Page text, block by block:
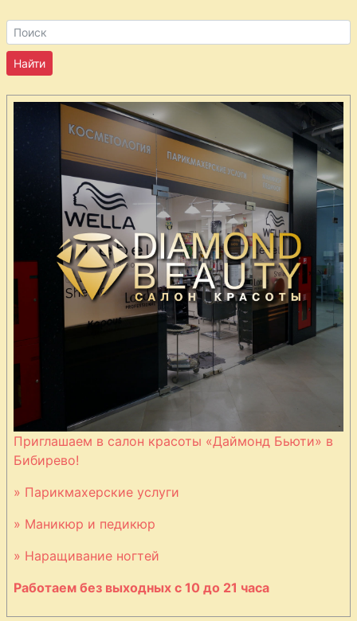
Приглашаем в салон красоты «Даймонд Бьюти» в
Бибирево!
» Парикмахерские услуги
» Маникюр и педикюр
» Наращивание ногтей
Работаем без выходных с 10 до 21 часа